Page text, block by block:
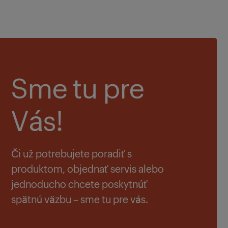
Sme tu pre
Vás!
Či už potrebujete poradiť s
produktom, objednať servis alebo
jednoducho chcete poskytnúť
spätnú väzbu – sme tu pre vás.